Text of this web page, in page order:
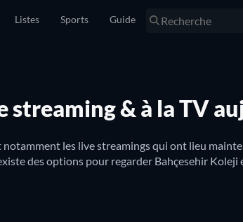
Listes Sports Guide
streaming & à la TV
les live streamings qui ont lieu
des options pour regarder Bahçesehir